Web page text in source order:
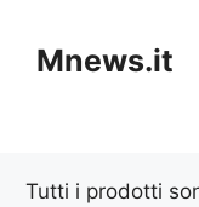
contenuto
Mnews.it
Tutti i prodotti